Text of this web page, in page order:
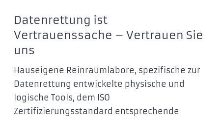
Datenrettung ist
Vertrauenssache – Vertrauen Sie
uns
Hauseigene Reinraumlabore, spezifische zur
Datenrettung entwickelte physische und
logische Tools, dem ISO
Zertifizierungsstandard entsprechende